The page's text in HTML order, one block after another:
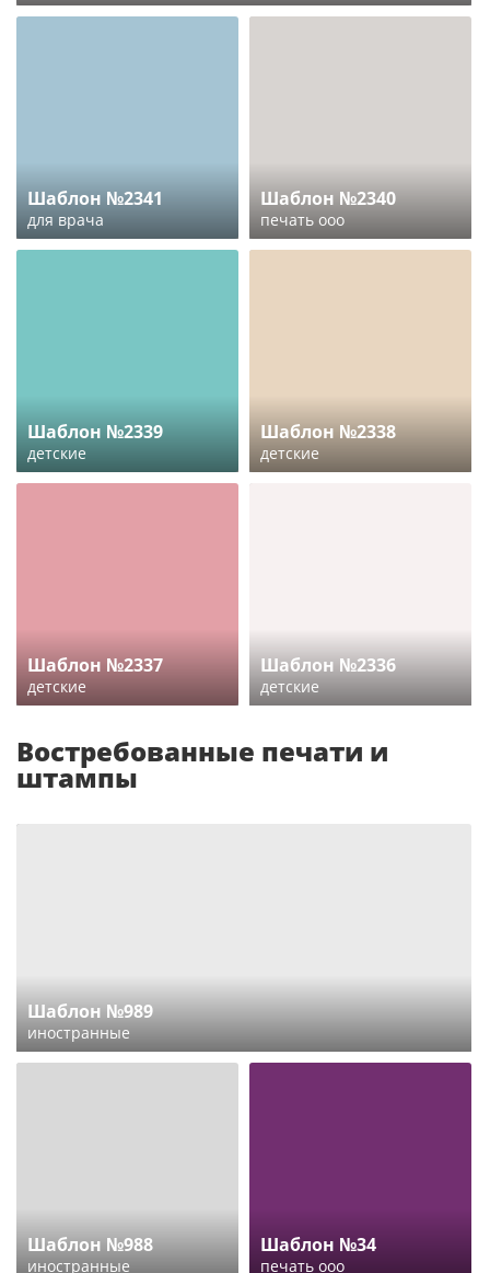
Шаблон №2341
для врача
Шаблон №2340
печать ооо
Шаблон №2339
детские
Шаблон №2338
детские
Шаблон №2337
детские
Шаблон №2336
детские
Востребованные печати и
штампы
Шаблон №989
иностранные
Шаблон №988
иностранные
Шаблон №34
печать ооо